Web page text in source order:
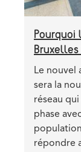
Bruxelles
Teaser
Le nouvel
sera la
réseau
phase
répondre